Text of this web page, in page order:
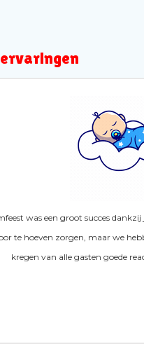
was een groot succes
te hoeven zorgen, maar we
kregen van alle gasten goede